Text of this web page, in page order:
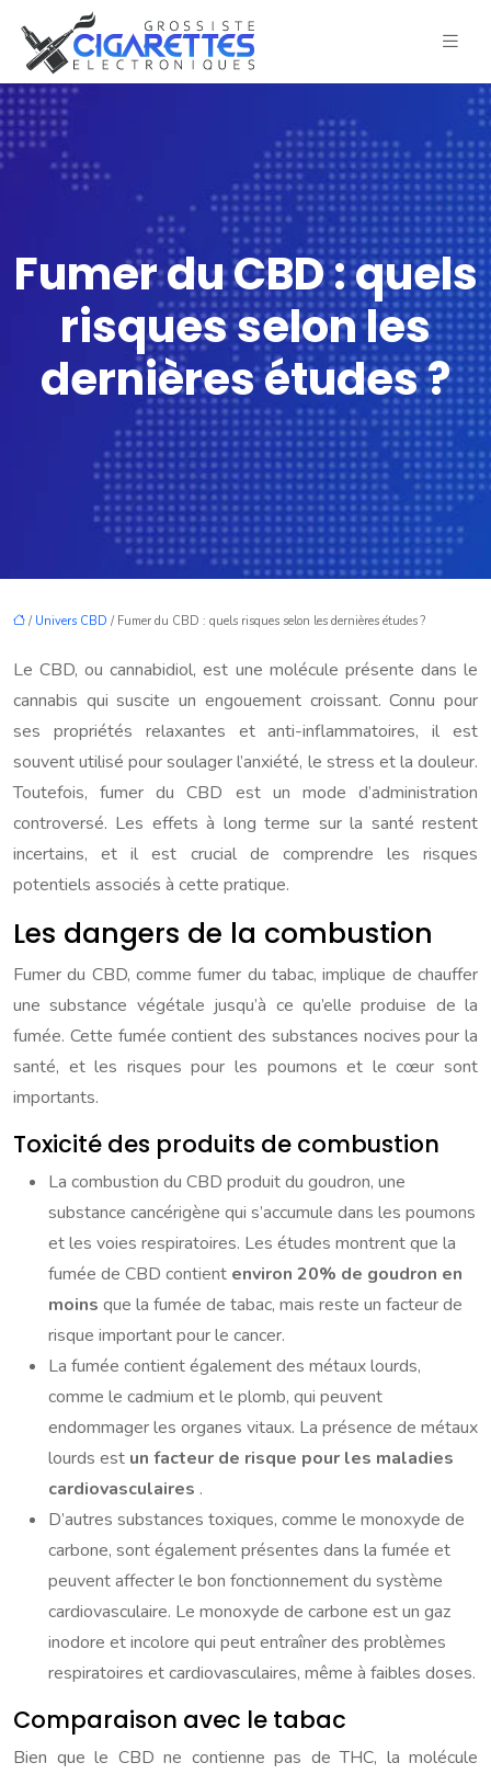
Fumer du CBD : quels
risques selon les
dernières études ?
/ Univers CBD / Fumer du CBD : quels risques selon les dernières études ?
Le CBD, ou cannabidiol, est une molécule présente dans le
cannabis qui suscite un engouement croissant. Connu pour
ses propriétés relaxantes et anti-inflammatoires, il est
souvent utilisé pour soulager l’anxiété, le stress et la douleur.
Toutefois, fumer du CBD est un mode d’administration
controversé. Les effets à long terme sur la santé restent
incertains, et il est crucial de comprendre les risques
potentiels associés à cette pratique.
Les dangers de la combustion
Fumer du CBD, comme fumer du tabac, implique de chauffer
une substance végétale jusqu’à ce qu’elle produise de la
fumée. Cette fumée contient des substances nocives pour la
santé, et les risques pour les poumons et le cœur sont
importants.
Toxicité des produits de combustion
La combustion du CBD produit du goudron, une
substance cancérigène qui s’accumule dans les poumons
et les voies respiratoires. Les études montrent que la
fumée de CBD contient environ 20% de goudron en
moins que la fumée de tabac, mais reste un facteur de
risque important pour le cancer.
La fumée contient également des métaux lourds,
comme le cadmium et le plomb, qui peuvent
endommager les organes vitaux. La présence de métaux
lourds est un facteur de risque pour les maladies
cardiovasculaires .
D’autres substances toxiques, comme le monoxyde de
carbone, sont également présentes dans la fumée et
peuvent affecter le bon fonctionnement du système
cardiovasculaire. Le monoxyde de carbone est un gaz
inodore et incolore qui peut entraîner des problèmes
respiratoires et cardiovasculaires, même à faibles doses.
Comparaison avec le tabac
Bien que le CBD ne contienne pas de THC, la molécule